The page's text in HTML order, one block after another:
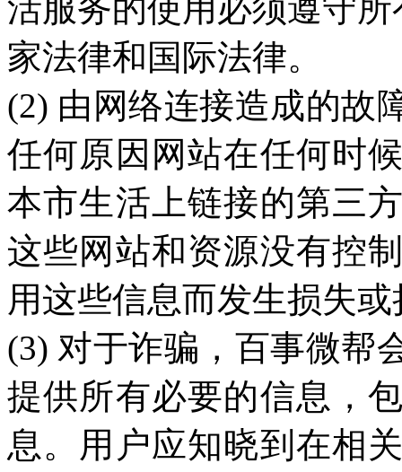
活服务的使用必须遵守
家法律和国际法律。
(2) 由网络连接造成的故
任何原因网站在任何时
本市生活上链接的第三
这些网站和资源没有控
用这些信息而发生损失
(3) 对于诈骗，百事微帮
提供所有必要的信息，
息。用户应知晓到在相